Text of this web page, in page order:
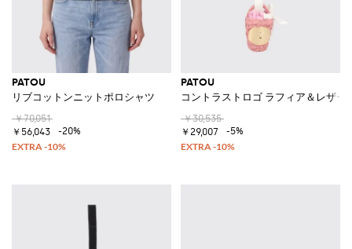
PATOU
リブコットンニットポロシャツ
￥70,051
￥56,043
-20%
PATOU
コントラストロゴ ラフィア＆レザー
￥30,535
￥29,007
-5%